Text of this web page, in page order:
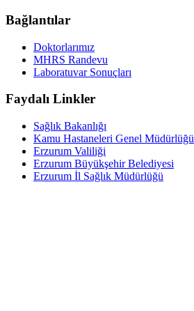
Bağlantılar
Doktorlarımız
MHRS Randevu
Laboratuvar Sonuçları
Faydalı Linkler
Sağlık Bakanlığı
Kamu Hastaneleri Genel Müdürlüğü
Erzurum Valiliği
Erzurum Büyükşehir Belediyesi
Erzurum İl Sağlık Müdürlüğü